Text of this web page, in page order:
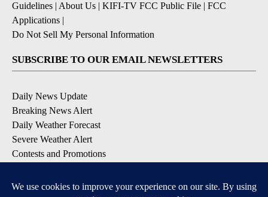
Guidelines | About Us | KIFI-TV FCC Public File | FCC
Applications |
Do Not Sell My Personal Information
SUBSCRIBE TO OUR EMAIL NEWSLETTERS
Daily News Update
Breaking News Alert
Daily Weather Forecast
Severe Weather Alert
Contests and Promotions